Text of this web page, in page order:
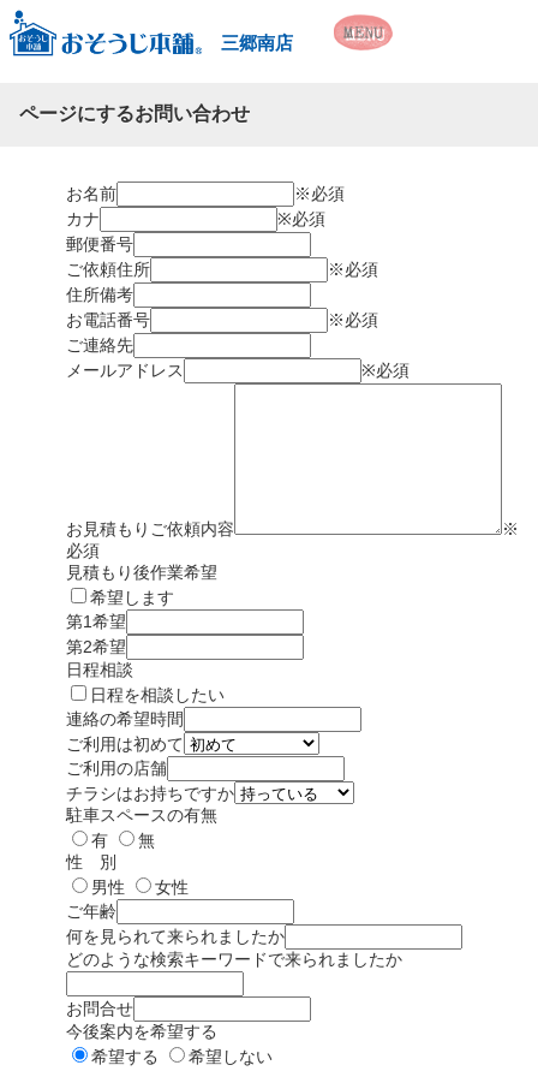
三郷南店
ページにするお問い合わせ
お名前
※必須
カナ
※必須
郵便番号
ご依頼住所
※必須
住所備考
お電話番号
※必須
ご連絡先
メールアドレス
※必須
お見積もりご依頼内容
※
必須
見積もり後作業希望
希望します
第1希望
第2希望
日程相談
日程を相談したい
連絡の希望時間
ご利用は初めて
ご利用の店舗
チラシはお持ちですか
駐車スペースの有無
有
無
性 別
男性
女性
ご年齢
何を見られて来られましたか
どのような検索キーワードで来られましたか
お問合せ
今後案内を希望する
希望する
希望しない